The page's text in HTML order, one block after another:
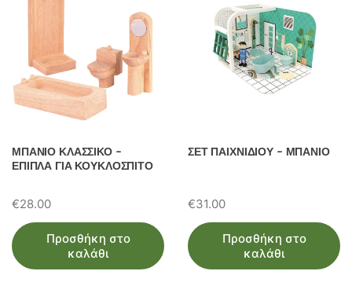
ΜΠΑΝΙΟ ΚΛΑΣΣΙΚΟ –
ΕΠΙΠΛΑ ΓΙΑ ΚΟΥΚΛΟΣΠΙΤΟ
€28.00
Προσθήκη στο
καλάθι
ΣΕΤ ΠΑΙΧΝΙΔΙΟΥ – ΜΠΑΝΙΟ
€31.00
Προσθήκη στο
καλάθι